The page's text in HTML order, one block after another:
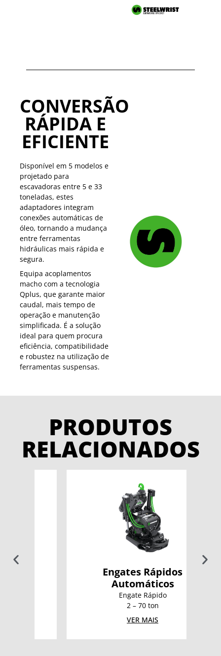
CONVERSÃO
RÁPIDA E
EFICIENTE
Disponível em 5 modelos e
projetado para
escavadoras entre 5 e 33
toneladas, estes
adaptadores integram
conexões automáticas de
óleo, tornando a mudança
entre ferramentas
hidráulicas mais rápida e
segura.
Equipa acoplamentos
macho com a tecnologia
Qplus, que garante maior
caudal, mais tempo de
operação e manutenção
simplificada. É a solução
ideal para quem procura
eficiência, compatibilidade
e robustez na utilização de
ferramentas suspensas.
PRODUTOS
RELACIONADOS
Engates Rápidos
Automáticos
Engate Rápido